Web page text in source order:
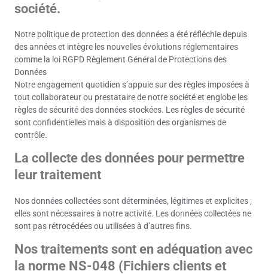
société.
Notre politique de protection des données a été réfléchie depuis
des années et intègre les nouvelles évolutions réglementaires
comme la loi RGPD Règlement Général de Protections des
Données
Notre engagement quotidien s’appuie sur des règles imposées à
tout collaborateur ou prestataire de notre société et englobe les
règles de sécurité des données stockées. Les règles de sécurité
sont confidentielles mais à disposition des organismes de
contrôle.
La collecte des données pour permettre
leur traitement
Nos données collectées sont déterminées, légitimes et explicites ;
elles sont nécessaires à notre activité. Les données collectées ne
sont pas rétrocédées ou utilisées à d’autres fins.
Nos traitements sont en adéquation avec
la norme NS-048 (Fichiers clients et